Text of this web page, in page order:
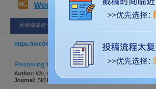
Word版格式模板
此模板来自于期刊/出版社官网。
https://mc04.manuscriptcentral.com/bf-iop
Resolving the multiscale design trade-off in
Author: Wu, Wei; Shi, Zewen; Pang, Qingjiang
Journal: BIOFABRICATION. 2026; Vol. 18, Issue 2, pp. -.